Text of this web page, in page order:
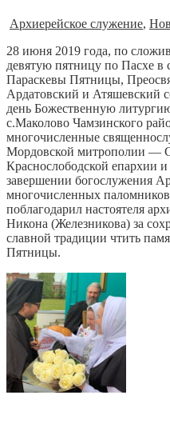
Архиерейское служение,
28 июня 2019 года, по
девятую пятницу по Пасхе в
Параскевы Пятницы,
Ардатовский и Атяшевский
день Божественную
с.Маколово Чамзинского
многочисленные
Мордовской митрополии —
Краснослободской епархии
завершении богослужения
многочисленных
поблагодарил настоятеля
Никона (Железникова) за
славной традиции чтить
Пятницы.